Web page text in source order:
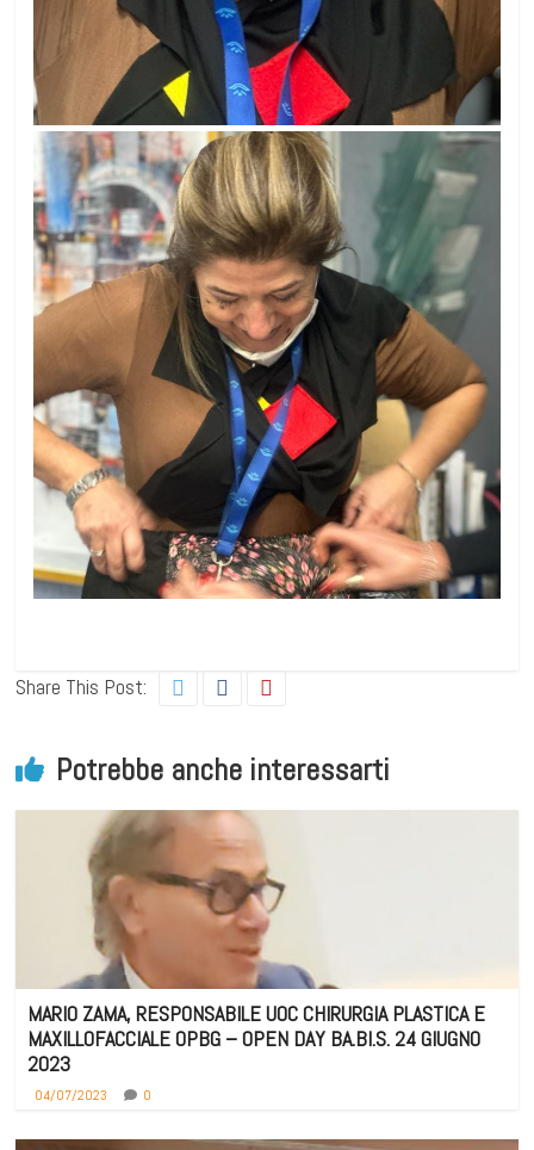
Share This Post:
Potrebbe anche interessarti
MARIO ZAMA, RESPONSABILE UOC CHIRURGIA PLASTICA E
MAXILLOFACCIALE OPBG – OPEN DAY BA.BI.S. 24 GIUGNO
2023
04/07/2023 0